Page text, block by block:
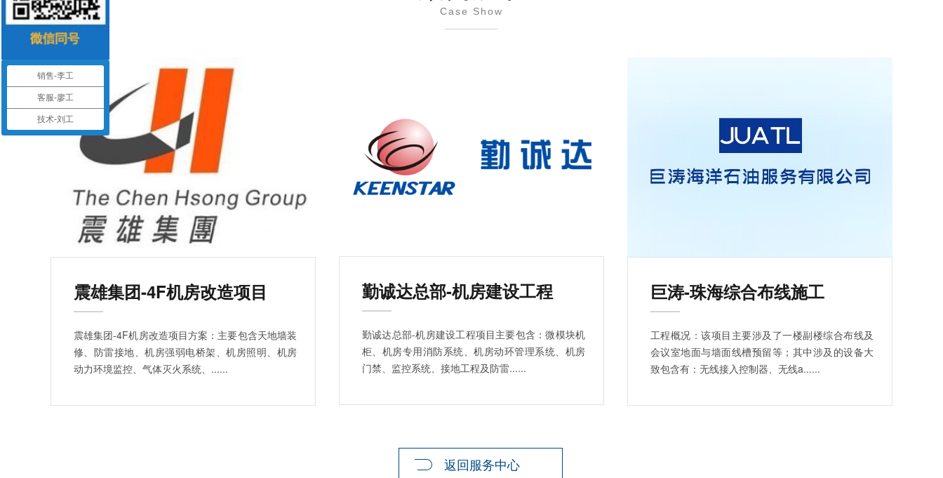
Case Show
震雄集团-4F机房改造项目
震雄集团-4F机房改造项目方案：主要包含天地墙装
修、防雷接地、机房强弱电桥架、机房照明、机房
动力环境监控、气体灭火系统、......
勤诚达总部-机房建设工程
勤诚达总部-机房建设工程项目主要包含：微模块机
柜、机房专用消防系统、机房动环管理系统、机房
门禁、监控系统、接地工程及防雷......
巨涛-珠海综合布线施工
工程概况：该项目主要涉及了一楼副楼综合布线及
会议室地面与墙面线槽预留等；其中涉及的设备大
致包含有：无线接入控制器、无线a......
返回服务中心
销售-李工
客服-廖工
技术-刘工